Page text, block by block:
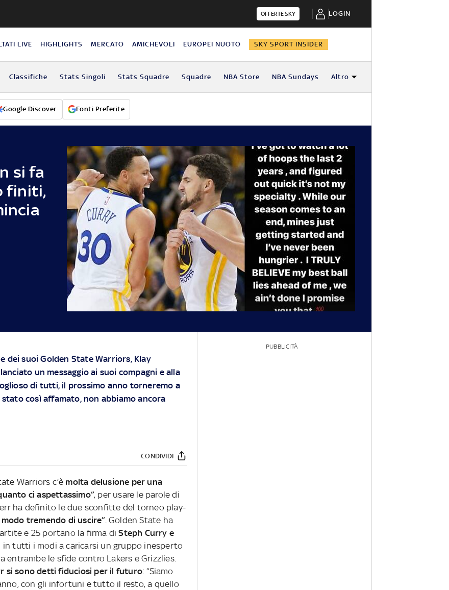
OFFERTE SKY LOGIN
LIVE HIGHLIGHTS MERCATO AMICHEVOLI EUROPEI NUOTO SKY SPORT INSIDER
Classifiche Stats Singoli Stats Squadre Squadre NBA Store NBA Sundays Altro
Google Discover Fonti Preferite
si fa
finiti,
dei suoi Golden State Warriors, Klay
un messaggio ai suoi compagni e alla
di tutti, il prossimo anno torneremo a
così affamato, non abbiamo ancora
CONDIVIDI
Warriors c’è molta delusione per una
ci aspettassimo”, per usare le parole di
ha definito le due sconfitte del torneo play-
tremendo di uscire”. Golden State ha
e 25 portano la firma diSteph Curry e
in tutti i modi a caricarsi un gruppo inesperto
le sfide contro Lakers e Grizzlies.
si sono detti fiduciosi per il futuro: “Siamo
con gli infortuni e tutto il resto, a quello
PUBBLICITÀ